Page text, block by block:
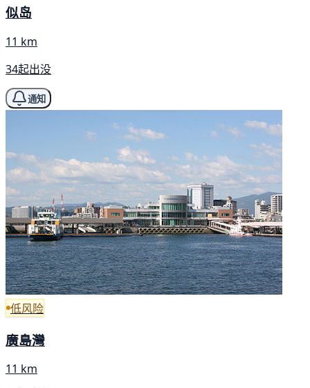
似岛
11 km
34起出没
通知
低风险
廣島灣
11 km